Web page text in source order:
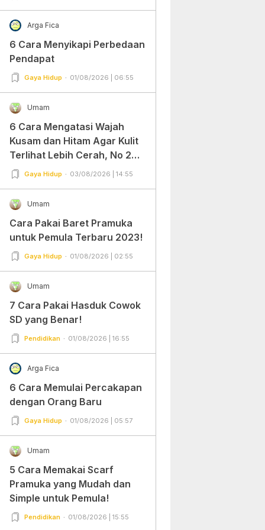
Arga Fica
6 Cara Menyikapi Perbedaan
Pendapat
Gaya Hidup 01/08/2026 | 06:55
Umam
6 Cara Mengatasi Wajah
Kusam dan Hitam Agar Kulit
Terlihat Lebih Cerah, No 2
Gampang Banget dan Mudah
Gaya Hidup 03/08/2026 | 14:55
Umam
Cara Pakai Baret Pramuka
untuk Pemula Terbaru 2023!
Gaya Hidup 01/08/2026 | 02:55
Umam
7 Cara Pakai Hasduk Cowok
SD yang Benar!
Pendidikan 01/08/2026 | 16:55
Arga Fica
6 Cara Memulai Percakapan
dengan Orang Baru
Gaya Hidup 01/08/2026 | 05:57
Umam
5 Cara Memakai Scarf
Pramuka yang Mudah dan
Simple untuk Pemula!
Pendidikan 01/08/2026 | 15:55